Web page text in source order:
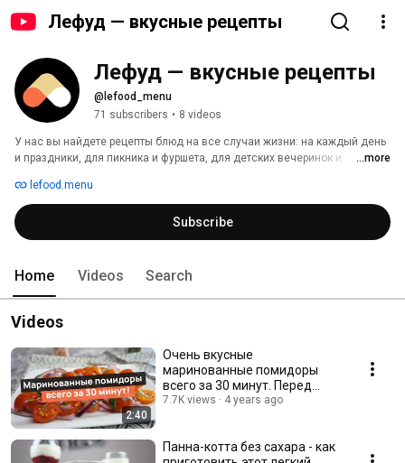
Лефуд — вкусные рецепты
Лефуд — вкусные рецепты
@lefood_menu
71 subscribers • 8 videos
У нас вы найдете рецепты блюд на все случаи жизни: на каждый день
и праздники, для пикника и фуршета, для детских вечеринок и
кулинарных рецептов, а много действительно полезных и практичных
инструкций!
...more
lefood.menu
Subscribe
Home Videos Search
Videos
2:40
Очень вкусные
маринованные помидоры
всего за 30 минут. Перед
такой закуской невозможно
7.7K views 4 years ago
Панна-котта без сахара - как